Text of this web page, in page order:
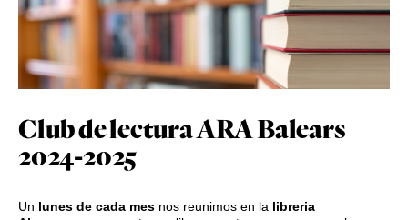
Club de lectura ARA Balears
2024-2025
Un lunes de cada mes nos reunimos en la libreria